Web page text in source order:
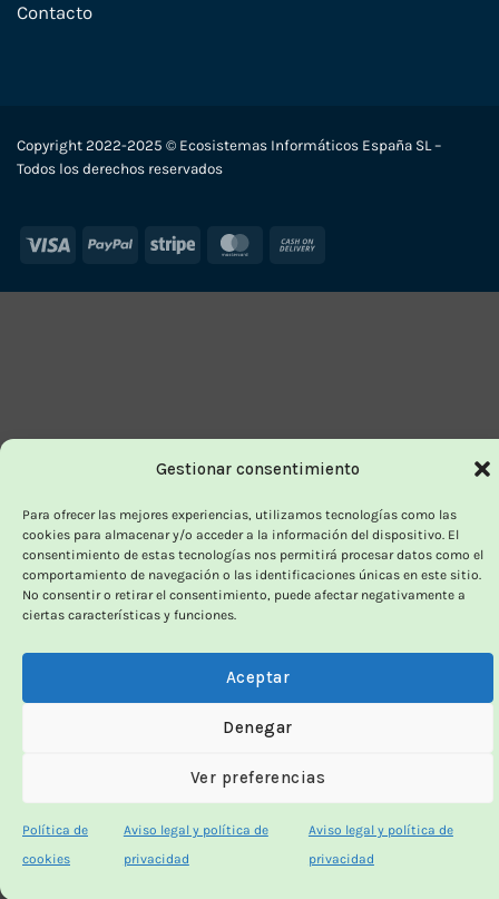
Gestionar consentimiento
Para ofrecer las mejores experiencias, utilizamos tecnologías como las
cookies para almacenar y/o acceder a la información del dispositivo. El
consentimiento de estas tecnologías nos permitirá procesar datos como el
comportamiento de navegación o las identificaciones únicas en este sitio.
No consentir o retirar el consentimiento, puede afectar negativamente a
ciertas características y funciones.
Aceptar
Denegar
Ver preferencias
Política de
cookies
Aviso legal y política de
privacidad
Aviso legal y política de
privacidad
Contacto
Copyright 2022-2025 © Ecosistemas Informáticos España SL –
Todos los derechos reservados
Visa PayPal Stripe MasterCard